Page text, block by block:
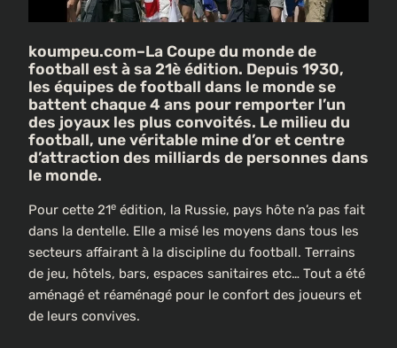
koumpeu.com–La Coupe du monde de
football est à sa 21è édition. Depuis 1930,
les équipes de football dans le monde se
battent chaque 4 ans pour remporter l’un
des joyaux les plus convoités. Le milieu du
football, une véritable mine d’or et centre
d’attraction des milliards de personnes dans
le monde.
Pour cette 21e édition, la Russie, pays hôte n’a pas fait
dans la dentelle. Elle a misé les moyens dans tous les
secteurs affairant à la discipline du football. Terrains
de jeu, hôtels, bars, espaces sanitaires etc… Tout a été
aménagé et réaménagé pour le confort des joueurs et
de leurs convives.